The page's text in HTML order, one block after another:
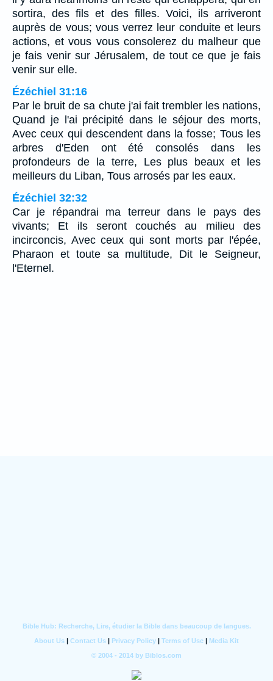
sortira, des fils et des filles. Voici, ils arriveront
auprès de vous; vous verrez leur conduite et leurs
actions, et vous vous consolerez du malheur que
je fais venir sur Jérusalem, de tout ce que je fais
venir sur elle.
Ézéchiel 31:16
Par le bruit de sa chute j'ai fait trembler les nations,
Quand je l'ai précipité dans le séjour des morts,
Avec ceux qui descendent dans la fosse; Tous les
arbres d'Eden ont été consolés dans les
profondeurs de la terre, Les plus beaux et les
meilleurs du Liban, Tous arrosés par les eaux.
Ézéchiel 32:32
Car je répandrai ma terreur dans le pays des
vivants; Et ils seront couchés au milieu des
incirconcis, Avec ceux qui sont morts par l'épée,
Pharaon et toute sa multitude, Dit le Seigneur,
l'Eternel.